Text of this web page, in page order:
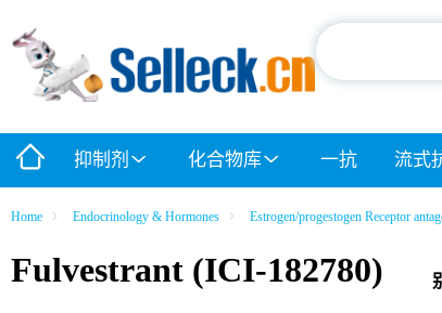
抑制剂 化合物库 一抗 流式
Home Endocrinology & Hormones Estrogen/progestogen Receptor
Fulvestrant (ICI-182780)